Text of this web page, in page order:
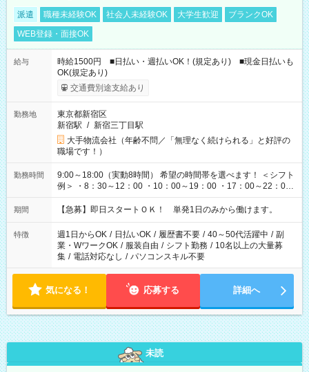
派遣 職種未経験OK 社会人未経験OK 大学生歓迎
ブランクOK
WEB登録・面接OK
給与
時給1500円 ■日払い・週払いOK！(規定あり) ■現金日払いも
OK(規定あり)
交通費別途支給あり
勤務地
東京都新宿区
新宿駅 / 新宿三丁目駅
大手物流会社（年齢不問／「無理なく続けられる」と好評の
職場です！）
勤務時間
9:00～18:00（実動8時間） 希望の時間帯を選べます！ ＜シフト
例＞ ・8：30～12：00 ・10：00～19：00 ・17：00～22：00
・13：00～22：00 ・22：00～翌6：00 など
期間 【急募】即日スタートＯＫ！ 単発1日のみから働けます。
特徴 週1日からOK / 日払いOK / 履歴書不要 / 40～50代活躍中 / 副
業・WワークOK / 服装自由 / シフト勤務 / 10名以上の大量募
集 / 電話対応なし / パソコンスキル不要
気になる！ 応募する 詳細へ
未読